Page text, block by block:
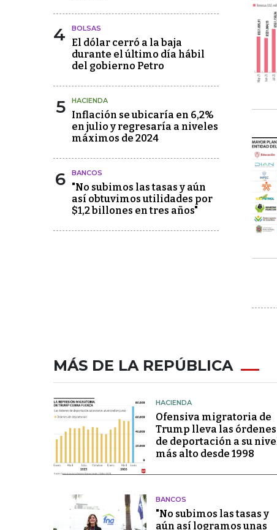
4 BOLSAS
El dólar cerró a la baja
durante el último día hábil
del gobierno Petro
5 HACIENDA
Inflación se ubicaría en 6,2%
en julio y regresaría a niveles
máximos de 2024
6 BANCOS
"No subimos las tasas y aún
así obtuvimos utilidades por
$1,2 billones en tres años"
MÁS DE LA REPÚBLICA
HACIENDA
Ofensiva migratoria de
Trump lleva las órdenes
de deportación a su
más alto desde 1998
BANCOS
"No subimos las tasas y
aún así logramos unas